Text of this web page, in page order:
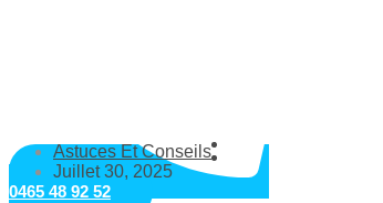
0465 48 92 52
Astuces Et Conseils
Juillet 30, 2025